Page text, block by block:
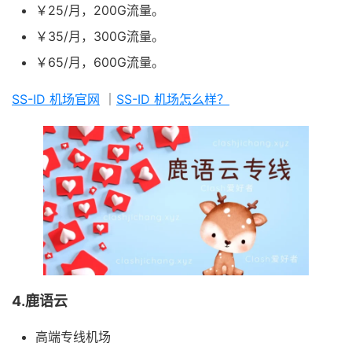
￥25/月，200G流量。
￥35/月，300G流量。
￥65/月，600G流量。
SS-ID 机场官网 SS-ID 机场怎么样？
4.鹿语云
高端专线机场